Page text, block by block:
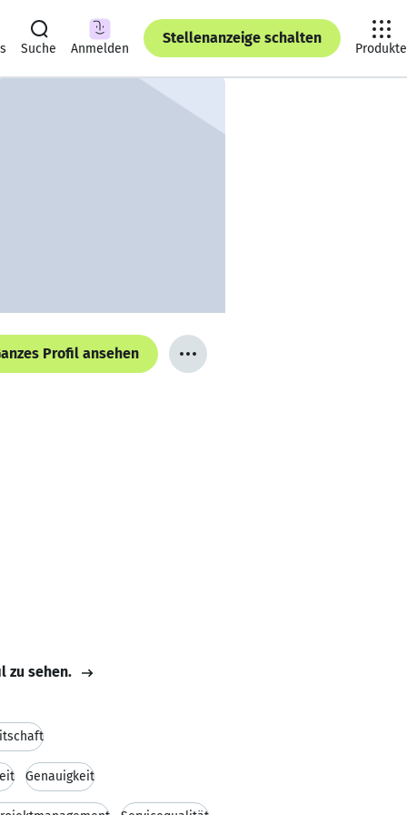
Suche Anmelden
Stellenanzeige schalten
Produkte
Profil ansehen
zu sehen.
Genauigkeit